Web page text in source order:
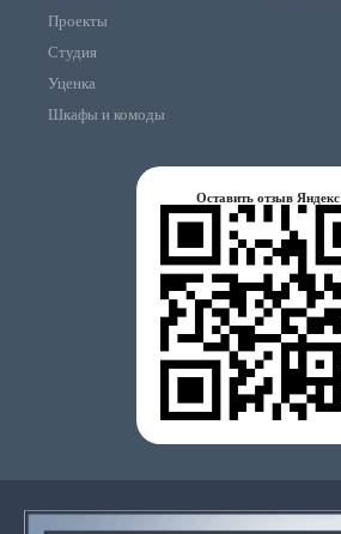
Проекты
Студия
Уценка
Шкафы и комоды
Оставить отзыв Яндекс